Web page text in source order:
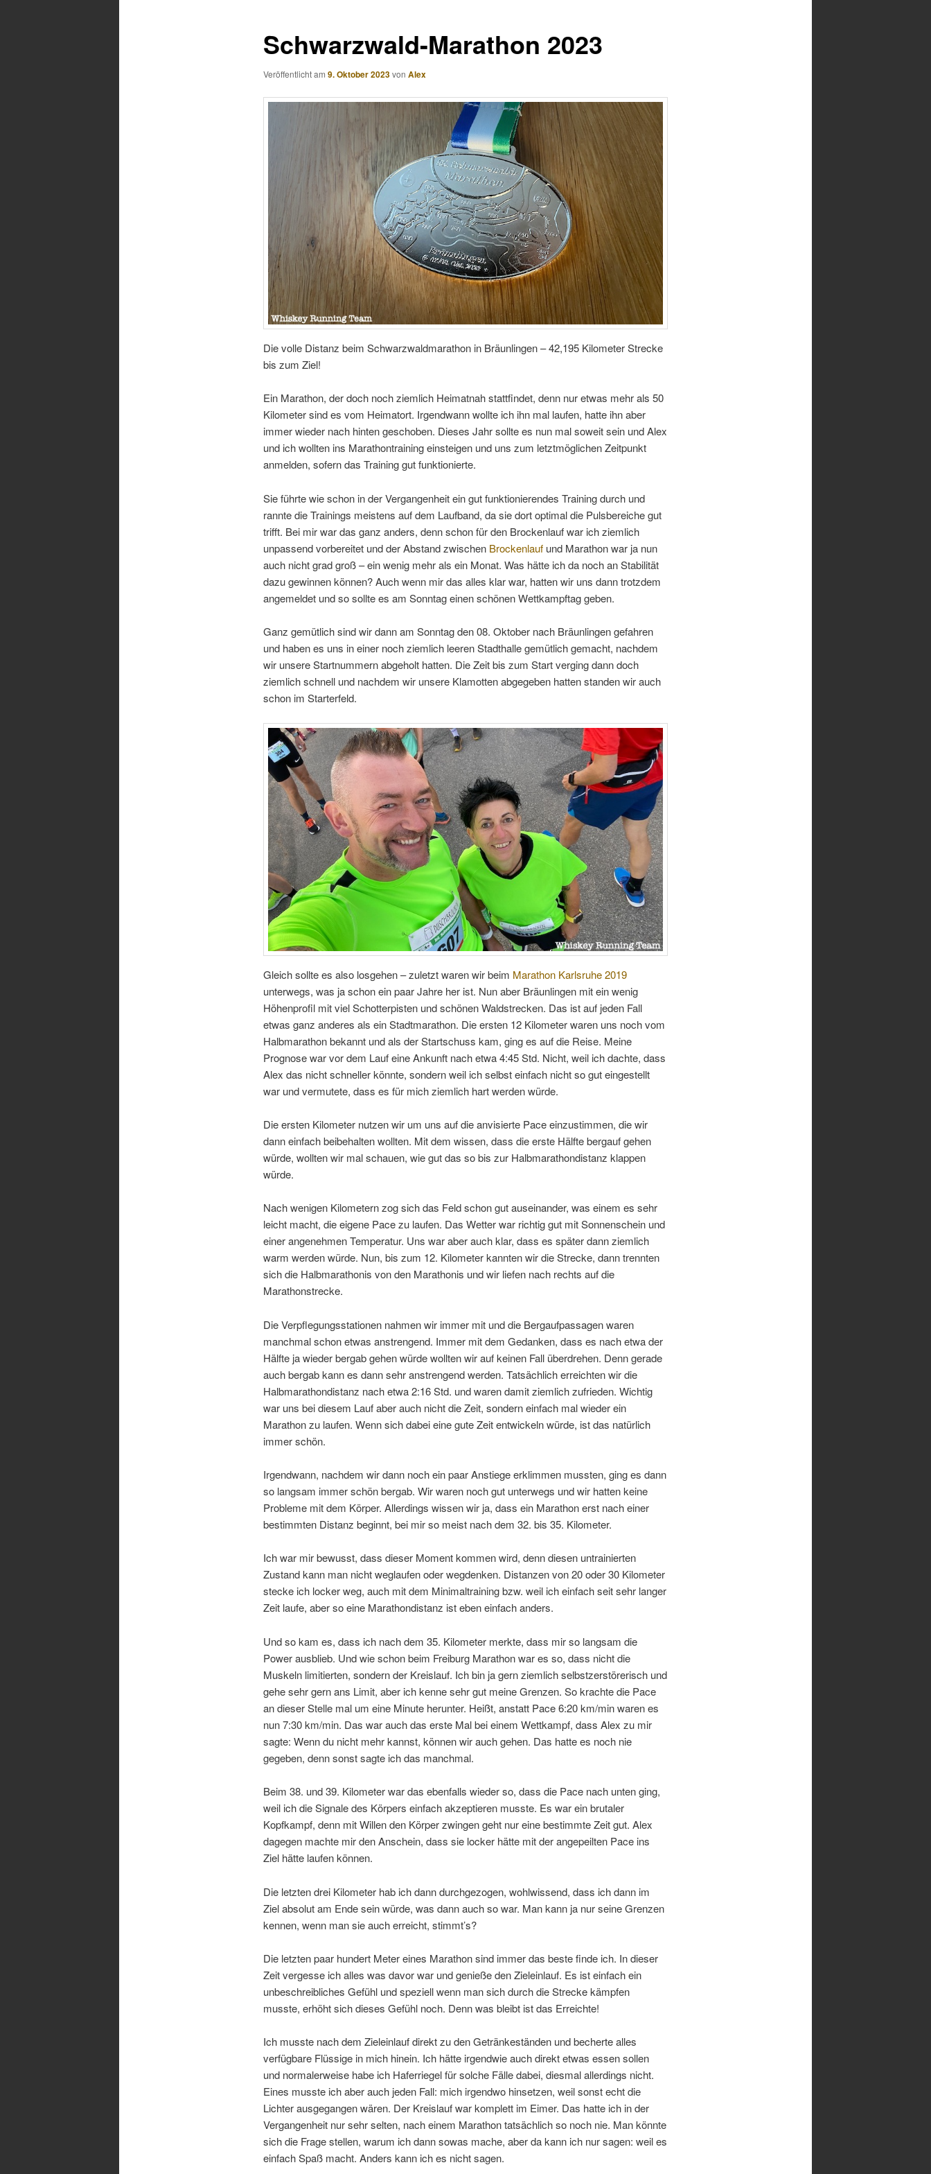
Schwarzwald-Marathon 2023
Veröffentlicht am 9. Oktober 2023von Alex
Die volle Distanz beim Schwarzwaldmarathon in Bräunlingen – 42,195 Kilometer Strecke
bis zum Ziel!
Ein Marathon, der doch noch ziemlich Heimatnah stattfindet, denn nur etwas mehr als 50
Kilometer sind es vom Heimatort. Irgendwann wollte ich ihn mal laufen, hatte ihn aber
immer wieder nach hinten geschoben. Dieses Jahr sollte es nun mal soweit sein und Alex
und ich wollten ins Marathontraining einsteigen und uns zum letztmöglichen Zeitpunkt
anmelden, sofern das Training gut funktionierte.
Sie führte wie schon in der Vergangenheit ein gut funktionierendes Training durch und
rannte die Trainings meistens auf dem Laufband, da sie dort optimal die Pulsbereiche gut
trifft. Bei mir war das ganz anders, denn schon für den Brockenlauf war ich ziemlich
unpassend vorbereitet und der Abstand zwischen Brockenlauf und Marathon war ja nun
auch nicht grad groß – ein wenig mehr als ein Monat. Was hätte ich da noch an Stabilität
dazu gewinnen können? Auch wenn mir das alles klar war, hatten wir uns dann trotzdem
angemeldet und so sollte es am Sonntag einen schönen Wettkampftag geben.
Ganz gemütlich sind wir dann am Sonntag den 08. Oktober nach Bräunlingen gefahren
und haben es uns in einer noch ziemlich leeren Stadthalle gemütlich gemacht, nachdem
wir unsere Startnummern abgeholt hatten. Die Zeit bis zum Start verging dann doch
ziemlich schnell und nachdem wir unsere Klamotten abgegeben hatten standen wir auch
schon im Starterfeld.
Gleich sollte es also losgehen – zuletzt waren wir beim Marathon Karlsruhe 2019
unterwegs, was ja schon ein paar Jahre her ist. Nun aber Bräunlingen mit ein wenig
Höhenprofil mit viel Schotterpisten und schönen Waldstrecken. Das ist auf jeden Fall
etwas ganz anderes als ein Stadtmarathon. Die ersten 12 Kilometer waren uns noch vom
Halbmarathon bekannt und als der Startschuss kam, ging es auf die Reise. Meine
Prognose war vor dem Lauf eine Ankunft nach etwa 4:45 Std. Nicht, weil ich dachte, dass
Alex das nicht schneller könnte, sondern weil ich selbst einfach nicht so gut eingestellt
war und vermutete, dass es für mich ziemlich hart werden würde.
Die ersten Kilometer nutzen wir um uns auf die anvisierte Pace einzustimmen, die wir
dann einfach beibehalten wollten. Mit dem wissen, dass die erste Hälfte bergauf gehen
würde, wollten wir mal schauen, wie gut das so bis zur Halbmarathondistanz klappen
würde.
Nach wenigen Kilometern zog sich das Feld schon gut auseinander, was einem es sehr
leicht macht, die eigene Pace zu laufen. Das Wetter war richtig gut mit Sonnenschein und
einer angenehmen Temperatur. Uns war aber auch klar, dass es später dann ziemlich
warm werden würde. Nun, bis zum 12. Kilometer kannten wir die Strecke, dann trennten
sich die Halbmarathonis von den Marathonis und wir liefen nach rechts auf die
Marathonstrecke.
Die Verpflegungsstationen nahmen wir immer mit und die Bergaufpassagen waren
manchmal schon etwas anstrengend. Immer mit dem Gedanken, dass es nach etwa der
Hälfte ja wieder bergab gehen würde wollten wir auf keinen Fall überdrehen. Denn gerade
auch bergab kann es dann sehr anstrengend werden. Tatsächlich erreichten wir die
Halbmarathondistanz nach etwa 2:16 Std. und waren damit ziemlich zufrieden. Wichtig
war uns bei diesem Lauf aber auch nicht die Zeit, sondern einfach mal wieder ein
Marathon zu laufen. Wenn sich dabei eine gute Zeit entwickeln würde, ist das natürlich
immer schön.
Irgendwann, nachdem wir dann noch ein paar Anstiege erklimmen mussten, ging es dann
so langsam immer schön bergab. Wir waren noch gut unterwegs und wir hatten keine
Probleme mit dem Körper. Allerdings wissen wir ja, dass ein Marathon erst nach einer
bestimmten Distanz beginnt, bei mir so meist nach dem 32. bis 35. Kilometer.
Ich war mir bewusst, dass dieser Moment kommen wird, denn diesen untrainierten
Zustand kann man nicht weglaufen oder wegdenken. Distanzen von 20 oder 30 Kilometer
stecke ich locker weg, auch mit dem Minimaltraining bzw. weil ich einfach seit sehr langer
Zeit laufe, aber so eine Marathondistanz ist eben einfach anders.
Und so kam es, dass ich nach dem 35. Kilometer merkte, dass mir so langsam die
Power ausblieb. Und wie schon beim Freiburg Marathon war es so, dass nicht die
Muskeln limitierten, sondern der Kreislauf. Ich bin ja gern ziemlich selbstzerstörerisch und
gehe sehr gern ans Limit, aber ich kenne sehr gut meine Grenzen. So krachte die Pace
an dieser Stelle mal um eine Minute herunter. Heißt, anstatt Pace 6:20 km/min waren es
nun 7:30 km/min. Das war auch das erste Mal bei einem Wettkampf, dass Alex zu mir
sagte: Wenn du nicht mehr kannst, können wir auch gehen. Das hatte es noch nie
gegeben, denn sonst sagte ich das manchmal.
Beim 38. und 39. Kilometer war das ebenfalls wieder so, dass die Pace nach unten ging,
weil ich die Signale des Körpers einfach akzeptieren musste. Es war ein brutaler
Kopfkampf, denn mit Willen den Körper zwingen geht nur eine bestimmte Zeit gut. Alex
dagegen machte mir den Anschein, dass sie locker hätte mit der angepeilten Pace ins
Ziel hätte laufen können.
Die letzten drei Kilometer hab ich dann durchgezogen, wohlwissend, dass ich dann im
Ziel absolut am Ende sein würde, was dann auch so war. Man kann ja nur seine Grenzen
kennen, wenn man sie auch erreicht, stimmt’s?
Die letzten paar hundert Meter eines Marathon sind immer das beste finde ich. In dieser
Zeit vergesse ich alles was davor war und genieße den Zieleinlauf. Es ist einfach ein
unbeschreibliches Gefühl und speziell wenn man sich durch die Strecke kämpfen
musste, erhöht sich dieses Gefühl noch. Denn was bleibt ist das Erreichte!
Ich musste nach dem Zieleinlauf direkt zu den Getränkeständen und becherte alles
verfügbare Flüssige in mich hinein. Ich hätte irgendwie auch direkt etwas essen sollen
und normalerweise habe ich Haferriegel für solche Fälle dabei, diesmal allerdings nicht.
Eines musste ich aber auch jeden Fall: mich irgendwo hinsetzen, weil sonst echt die
Lichter ausgegangen wären. Der Kreislauf war komplett im Eimer. Das hatte ich in der
Vergangenheit nur sehr selten, nach einem Marathon tatsächlich so noch nie. Man könnte
sich die Frage stellen, warum ich dann sowas mache, aber da kann ich nur sagen: weil es
einfach Spaß macht. Anders kann ich es nicht sagen.